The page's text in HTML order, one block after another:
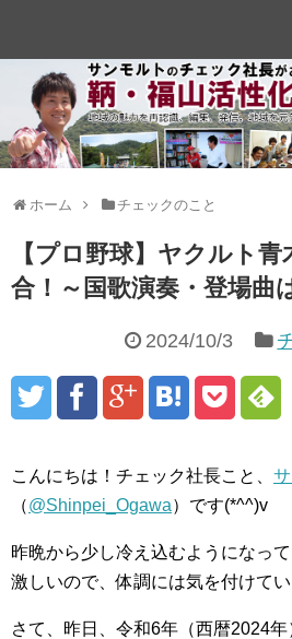
ホーム チェックのこと
【プロ野球】ヤクルト
合！～国歌演奏・登場曲
2024/10/3
こんにちは！チェック社長こと、
（@Shinpei_Ogawa）です(*^^)v
昨晩から少し冷え込むようになっ
激しいので、体調には気を付けてい
さて、昨日、令和6年（西暦2024